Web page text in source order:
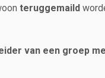
teruggemaild
van een groep